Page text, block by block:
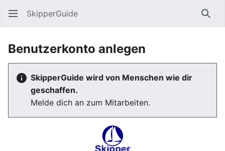
SkipperGuide
Benutzerkonto anlegen
SkipperGuide wird von Menschen wie dir
geschaffen.
Melde dich an zum Mitarbeiten.